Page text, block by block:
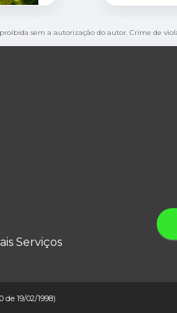
sem a autorização do autor. Crime de
Serviços
19/02/1998)